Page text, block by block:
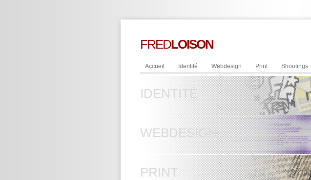
FREDLOISON
Accueil Identité Webdesign Print Shootings
IDENTITÉ
WEBDESIGN
PRINT